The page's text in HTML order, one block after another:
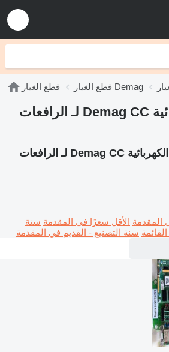
قطع الغيار قطع الغيار Demag
التجهيزات الكهربائية Demag CC لـ الرافعات
التجهيزات الكهربائية Demag CC لـ الرافعات
المقدمة الأقل سعرًا في المقدمة سنة
سنة التصنيع - القديم في المقدمة